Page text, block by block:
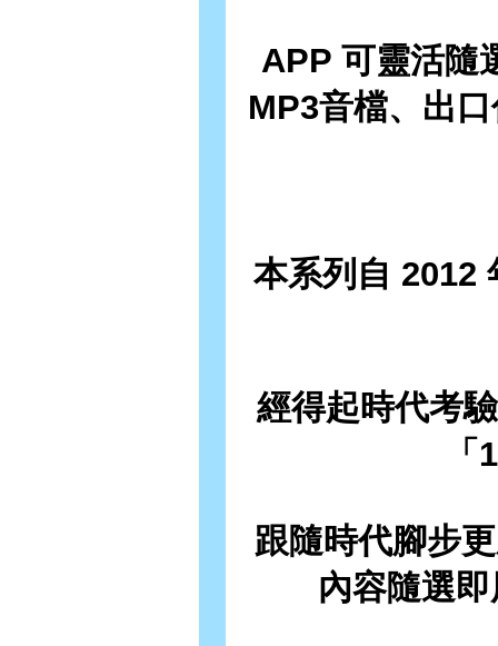
APP 可靈活隨
MP3音檔、出
本系列自 2012
經得起時代考
跟隨時代腳步
內容隨選